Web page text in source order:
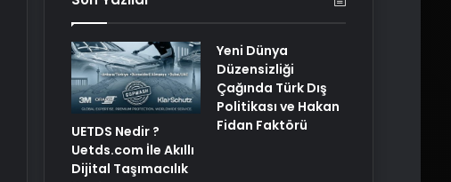
UETDS Nedir ?
Uetds.com İle Akıllı
Dijital Taşımacılık
Yeni Dünya
Düzensizliği
Çağında Türk Dış
Politikası ve Hakan
Fidan Faktörü